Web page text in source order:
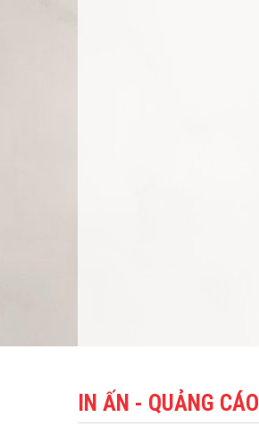
IN ẤN - QUẢNG CÁO